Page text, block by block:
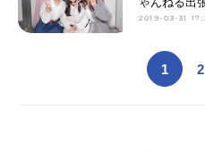
2019-03-31
1 2